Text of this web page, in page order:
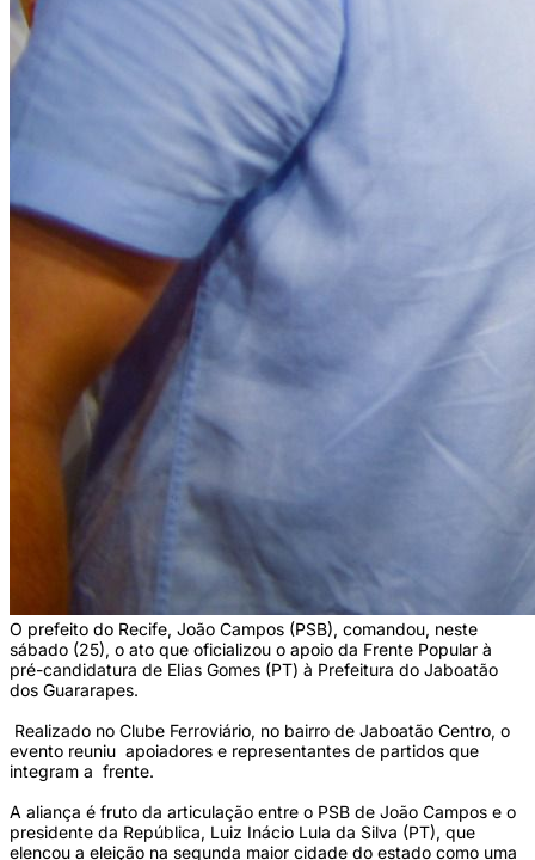
O prefeito do Recife, João Campos (PSB), comandou, neste
sábado (25), o ato que oficializou o apoio da Frente Popular à
pré-candidatura de Elias Gomes (PT) à Prefeitura do Jaboatão
dos Guararapes.
Realizado no Clube Ferroviário, no bairro de Jaboatão Centro, o
evento reuniu apoiadores e representantes de partidos que
integram a frente.
A aliança é fruto da articulação entre o PSB de João Campos e o
presidente da República, Luiz Inácio Lula da Silva (PT), que
elencou a eleição na segunda maior cidade do estado como uma